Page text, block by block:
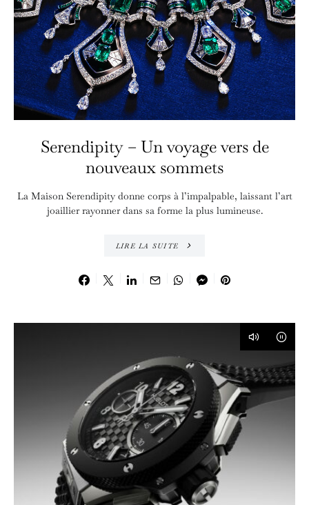
Serendipity – Un voyage vers de
nouveaux sommets
La Maison Serendipity donne corps à l’impalpable, laissant l’art
joaillier rayonner dans sa forme la plus lumineuse.
LIRE LA SUITE